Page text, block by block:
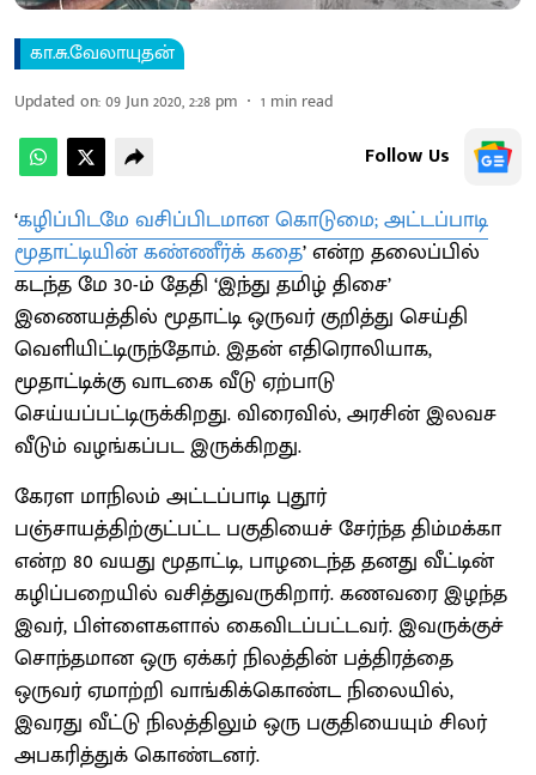
கா.சு.வேலாயுதன்
Updated on:09 Jun 2020, 2:28 pm 1 min read
Follow Us
‘கழிப்பிடமே வசிப்பிடமான கொடுமை; அட்டப்பாடி
மூதாட்டியின் கண்ணீர்க் கதை’ என்ற தலைப்பில்
கடந்த மே 30-ம் தேதி ‘இந்து தமிழ் திசை’
இணையத்தில் மூதாட்டி ஒருவர் குறித்து செய்தி
வெளியிட்டிருந்தோம். இதன் எதிரொலியாக,
மூதாட்டிக்கு வாடகை வீடு ஏற்பாடு
செய்யப்பட்டிருக்கிறது. விரைவில், அரசின் இலவச
வீடும் வழங்கப்பட இருக்கிறது.
கேரள மாநிலம் அட்டப்பாடி புதூர்
பஞ்சாயத்திற்குட்பட்ட பகுதியைச் சேர்ந்த திம்மக்கா
என்ற 80 வயது மூதாட்டி, பாழடைந்த தனது வீட்டின்
கழிப்பறையில் வசித்துவருகிறார். கணவரை இழந்த
இவர், பிள்ளைகளால் கைவிடப்பட்டவர். இவருக்குச்
சொந்தமான ஒரு ஏக்கர் நிலத்தின் பத்திரத்தை
ஒருவர் ஏமாற்றி வாங்கிக்கொண்ட நிலையில்,
இவரது வீட்டு நிலத்திலும் ஒரு பகுதியையும் சிலர்
அபகரித்துக் கொண்டனர்.